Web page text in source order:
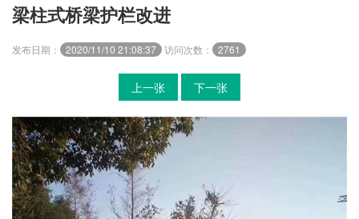
梁柱式桥梁护栏改进
发布日期： 2020/11/10 21:08:37 访问次数： 2761
上一张 下一张